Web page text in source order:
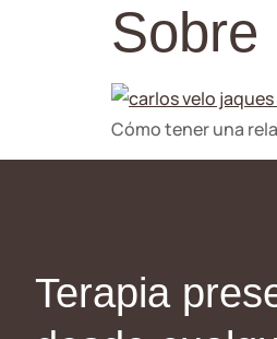
Sobre
Cómo tener una
Terapia